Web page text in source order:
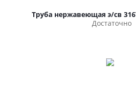
Труба нержавеющая э/св
Достаточно